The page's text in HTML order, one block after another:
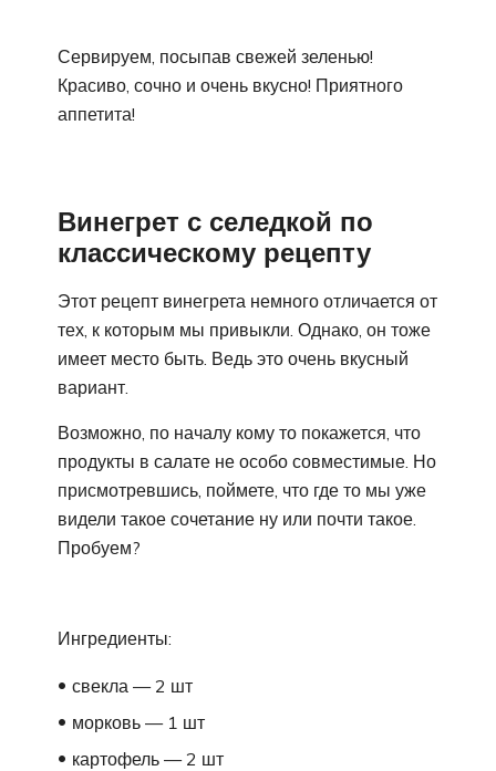
Сервируем, посыпав свежей зеленью!
Красиво, сочно и очень вкусно! Приятного
аппетита!
Винегрет с селедкой по
классическому рецепту
Этот рецепт винегрета немного отличается от
тех, к которым мы привыкли. Однако, он тоже
имеет место быть. Ведь это очень вкусный
вариант.
Возможно, по началу кому то покажется, что
продукты в салате не особо совместимые. Но
присмотревшись, поймете, что где то мы уже
видели такое сочетание ну или почти такое.
Пробуем?
Ингредиенты:
свекла — 2 шт
морковь — 1 шт
картофель — 2 шт